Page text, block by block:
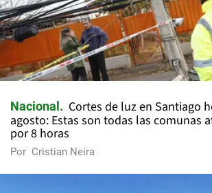
Nacional
Cortes de luz en Santiago
agosto: Estas son todas las comunas
por 8 horas
Por Cristian Neira